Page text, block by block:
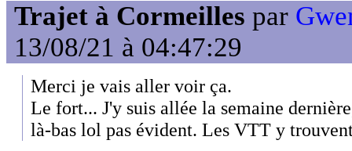
Trajet à Cormeilles par
13/08/21 à 04:47:29
Merci je vais aller voir ça.
Le fort... J'y suis allée la semaine
là-bas lol pas évident. Les VTT y